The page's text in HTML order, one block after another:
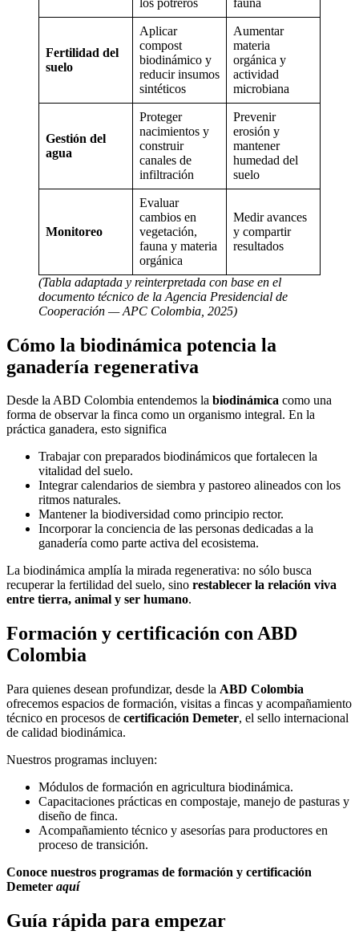
Fertilidad del
suelo
Aplicar
compost
biodinámico y
reducir insumos
sintéticos
Aumentar
materia
orgánica y
actividad
microbiana
Gestión del
agua
Proteger
nacimientos y
construir
canales de
infiltración
Prevenir
erosión y
mantener
humedad del
suelo
Monitoreo
Evaluar
cambios en
vegetación,
fauna y materia
orgánica
Medir avances
y compartir
resultados
(Tabla adaptada y reinterpretada con base en el
documento técnico de la Agencia Presidencial de
Cooperación — APC Colombia, 2025)
Cómo la biodinámica potencia la
ganadería regenerativa
Desde la ABD Colombia entendemos la biodinámica como una
forma de observar la finca como un organismo integral. En la
práctica ganadera, esto significa
Trabajar con preparados biodinámicos que fortalecen la
vitalidad del suelo.
Integrar calendarios de siembra y pastoreo alineados con los
ritmos naturales.
Mantener la biodiversidad como principio rector.
Incorporar la conciencia de las personas dedicadas a la
ganadería como parte activa del ecosistema.
La biodinámica amplía la mirada regenerativa: no sólo busca
recuperar la fertilidad del suelo, sino restablecer la relación viva
entre tierra, animal y ser humano.
Formación y certificación con ABD
Colombia
Para quienes desean profundizar, desde la ABD Colombia
ofrecemos espacios de formación, visitas a fincas y acompañamiento
técnico en procesos de certificación Demeter, el sello internacional
de calidad biodinámica.
Nuestros programas incluyen:
Módulos de formación en agricultura biodinámica.
Capacitaciones prácticas en compostaje, manejo de pasturas y
diseño de finca.
Acompañamiento técnico y asesorías para productores en
proceso de transición.
Conoce nuestros programas de formación y certificación
Demeter aquí
Guía rápida para empezar